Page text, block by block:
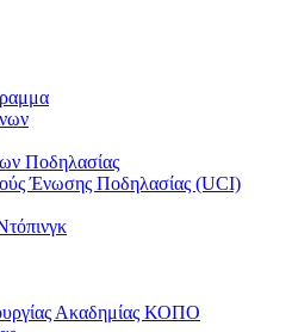
Ποδηλασίας
Ένωσης Ποδηλασίας (UCI)
Ακαδημίας ΚΟΠΟ